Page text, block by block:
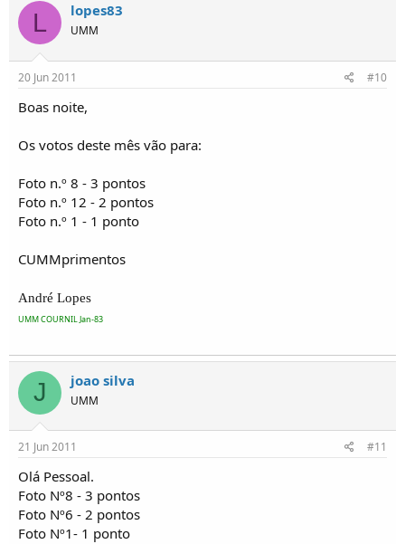
L lopes83
UMM
20 Jun 2011 #10
Boas noite,
Os votos deste mês vão para:
Foto n.º 8 - 3 pontos
Foto n.º 12 - 2 pontos
Foto n.º 1 - 1 ponto
CUMMprimentos
André Lopes
UMM COURNIL Jan-83
J joao silva
UMM
21 Jun 2011 #11
Olá Pessoal.
Foto Nº8 - 3 pontos
Foto Nº6 - 2 pontos
Foto Nº1- 1 ponto